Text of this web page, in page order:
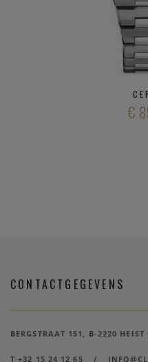
€
CONTACTGEGEVENS
BERGSTRAAT 151, B-2220 HEIST
T +32 15 24 12 65 /